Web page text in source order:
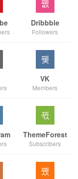
Dribbble
Followers
VK
Members
ThemeForest
Subscribers